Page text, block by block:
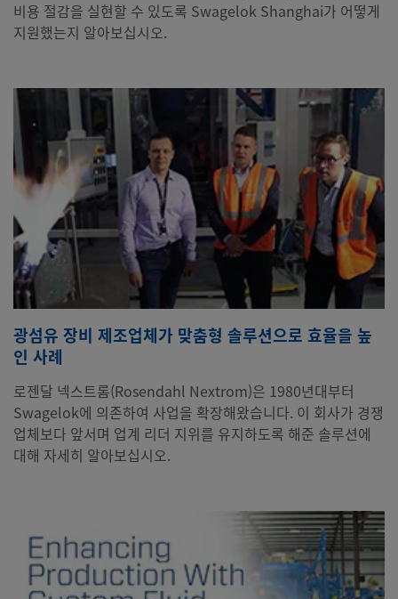
비용 절감을 실현할 수 있도록 Swagelok Shanghai가 어떻게
지원했는지 알아보십시오.
광섬유 장비 제조업체가 맞춤형 솔루션으로 효율을 높
인 사례
로젠달 넥스트롬(Rosendahl Nextrom)은 1980년대부터
Swagelok에 의존하여 사업을 확장해왔습니다. 이 회사가 경쟁
업체보다 앞서며 업계 리더 지위를 유지하도록 해준 솔루션에
대해 자세히 알아보십시오.